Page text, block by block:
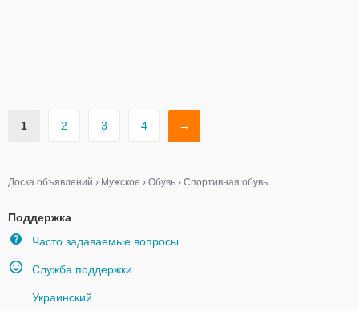
1 2 3 4 →
Доска объявлений › Мужское › Обувь › Спортивная обувь
Поддержка
Часто задаваемые вопросы
Служба поддержки
Украинский